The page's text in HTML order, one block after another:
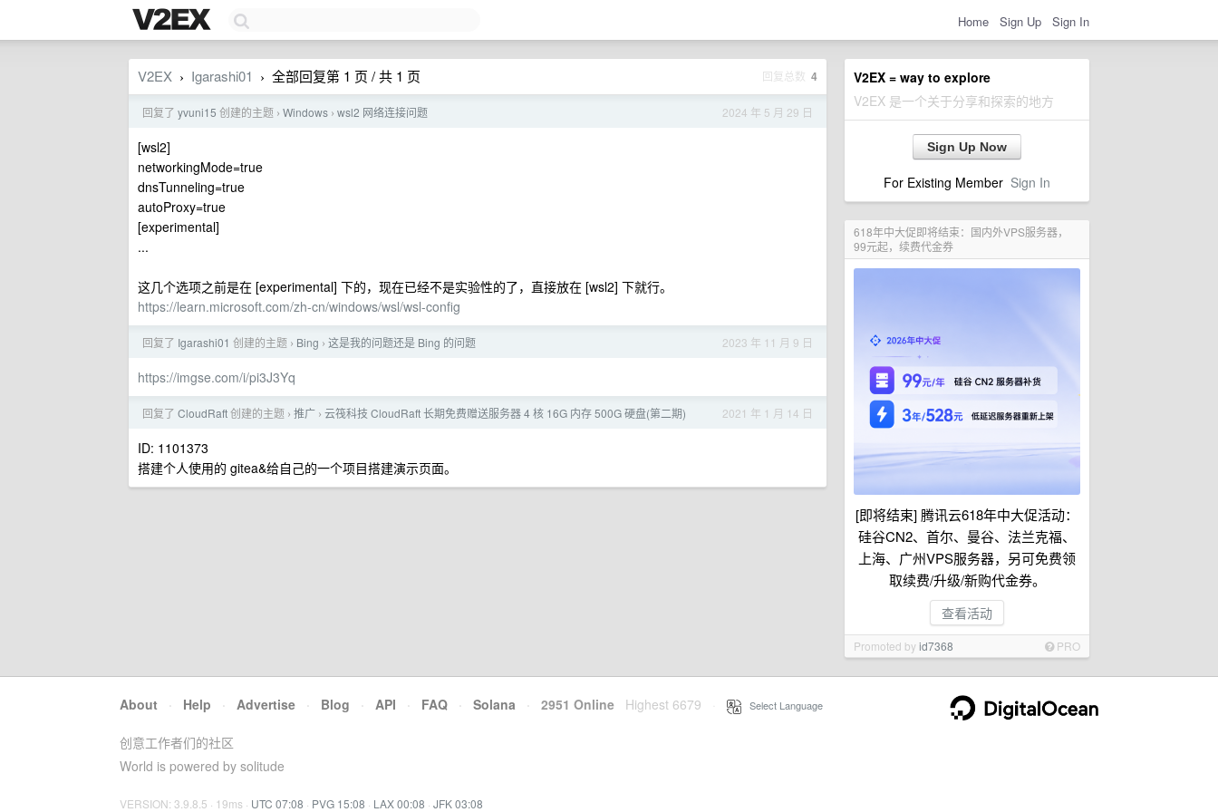
Home Sign Up Sign In
V2EX = way to explore
V2EX 是一个关于分享和探索的地方
Sign Up Now
For Existing Member Sign In
618年中大促即将结束：国内外VPS服务器，
99元起，续费代金券
[即将结束] 腾讯云618年中大促活动：
硅谷CN2、首尔、曼谷、法兰克福、
上海、广州VPS服务器，另可免费领
取续费/升级/新购代金券。
查看活动
Promoted byid7368 PRO
V2EX › Igarashi01 › 全部回复第 1 页 / 共 1 页 回复总数 4
2024 年 5 月 29 日
回复了 yvuni15 创建的主题 › Windows › wsl2 网络连接问题
[wsl2]
networkingMode=true
dnsTunneling=true
autoProxy=true
[experimental]
...
这几个选项之前是在 [experimental] 下的，现在已经不是实验性的了，直接放在 [wsl2] 下就行。
https://learn.microsoft.com/zh-cn/windows/wsl/wsl-config
2023 年 11 月 9 日
回复了 Igarashi01 创建的主题 › Bing › 这是我的问题还是 Bing 的问题
https://imgse.com/i/pi3J3Yq
2021 年 1 月 14 日
回复了 CloudRaft创建的主题 › 推广 › 云筏科技 CloudRaft 长期免费赠送服务器 4 核 16G 内存 500G 硬盘(第二期)
ID: 1101373
搭建个人使用的 gitea&给自己的一个项目搭建演示页面。
About · Help · Advertise · Blog · API · FAQ · Solana · 2951 Online Highest 6679 Select Language
创意工作者们的社区
World is powered by solitude
VERSION: 3.9.8.5 · 19ms · UTC 07:08 · PVG 15:08 · LAX 00:08 · JFK 03:08